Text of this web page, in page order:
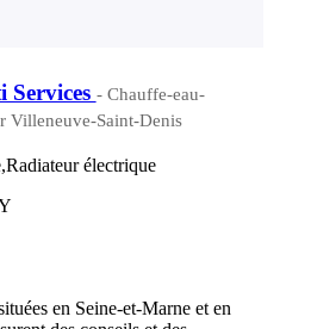
Services - Chauffe-eau-
Villeneuve-Saint-Denis
électrique
en Seine-et-Marne et en